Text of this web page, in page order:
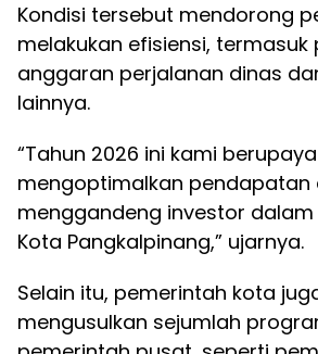
Kondisi tersebut mendorong
melakukan efisiensi,
anggaran perjalanan dinas
lainnya.
“Tahun 2026 ini kami berupaya
mengoptimalkan pendapatan
menggandeng investor
Kota Pangkalpinang,” ujarnya.
Selain itu, pemerintah kota
mengusulkan sejumlah